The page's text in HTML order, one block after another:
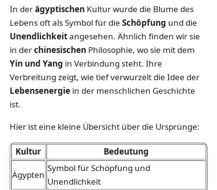
In derägyptischen Kultur wurde die Blume des
Lebens oft als Symbol für die Schöpfung und die
Unendlichkeitangesehen. Ähnlich finden wir sie
in derchinesischen Philosophie, wo sie mit dem
Yin und Yang in Verbindung steht. Ihre
Verbreitung zeigt, wie tief verwurzelt die Idee der
Lebensenergie in der menschlichen Geschichte
ist.
Hier ist eine kleine Übersicht über die Ursprünge:
Kultur Bedeutung
Ägypten
Symbol für Schöpfung und
Unendlichkeit